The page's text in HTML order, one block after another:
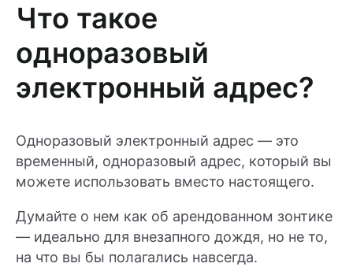
Что такое
одноразовый
электронный адрес?
Одноразовый электронный адрес — это
временный, одноразовый адрес, который вы
можете использовать вместо настоящего.
Думайте о нем как об арендованном зонтике
— идеально для внезапного дождя, но не то,
на что вы бы полагались навсегда.